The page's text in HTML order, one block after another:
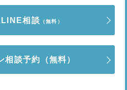
相談 （無料）
相談予約 （無料）